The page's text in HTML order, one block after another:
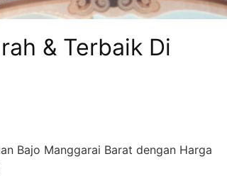
& Terbaik Di
Bajo Manggarai Barat dengan Harga